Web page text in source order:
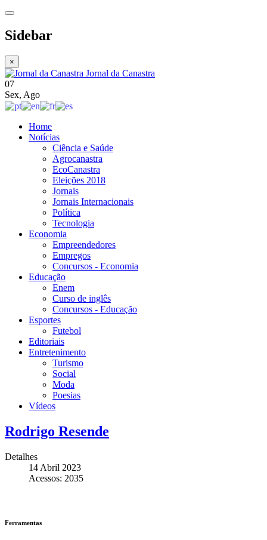
Sidebar
×
Jornal da Canastra
07
Sex, Ago
Home
Notícias
Ciência e Saúde
Agrocanastra
EcoCanastra
Eleições 2018
Jornais
Jornais Internacionais
Política
Tecnologia
Economia
Empreendedores
Empregos
Concursos - Economia
Educação
Enem
Curso de inglês
Concursos - Educação
Esportes
Futebol
Editoriais
Entretenimento
Turismo
Social
Moda
Poesias
Vídeos
Rodrigo Resende
Detalhes
14 Abril 2023
Acessos: 2035
Ferramentas